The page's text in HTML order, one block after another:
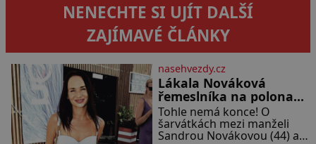
NENECHTE SI UJÍT DALŠÍ
ZAJÍMAVÉ ČLÁNKY
nasehvezdy.cz
Lákala Nováková
řemeslníka na polonahé
tělo!
Tohle nemá konce! O
šarvátkách mezi manželi
Sandrou Novákovou (44) a